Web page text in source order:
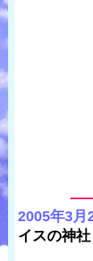
2005年3月
イスの神社